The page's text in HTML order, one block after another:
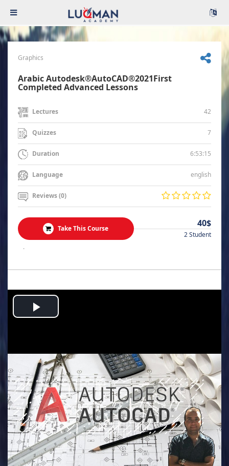
Graphics
Arabic Autodesk®AutoCAD®2021First
Completed Advanced Lessons
Lectures 42
Quizzes 7
Duration 6:53:15
Language english
Reviews (0)
Take This Course 40$
2 Student
.
Play